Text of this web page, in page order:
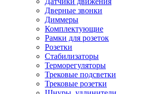
Дверные звонки
Диммеры
Комплектующие
Рамки для розеток
Розетки
Стабилизаторы
Терморегуляторы
Трековые подсветки
Трековые розетки